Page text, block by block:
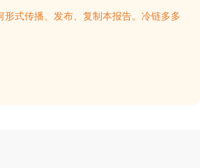
式传播、发布、复制本报告。冷链多多